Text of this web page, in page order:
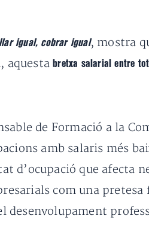
igual, cobrar igual, mostra
aquestabretxa salarial entre
de Formació a la
amb salaris més
d’ocupació que afecta
com una
desenvolupament